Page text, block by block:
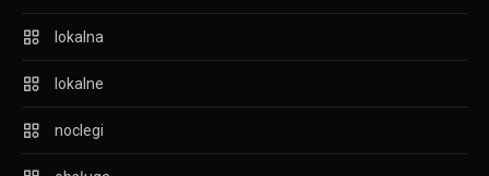
lokalna
lokalne
noclegi